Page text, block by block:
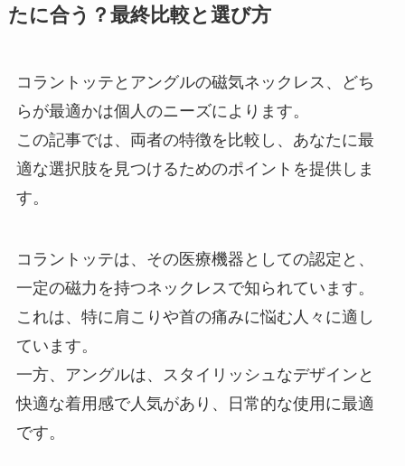
たに合う？最終比較と選び方
コラントッテとアングルの磁気ネックレス、どち
らが最適かは個人のニーズによります。
この記事では、両者の特徴を比較し、あなたに最
適な選択肢を見つけるためのポイントを提供しま
す。
コラントッテは、その医療機器としての認定と、
一定の磁力を持つネックレスで知られています。
これは、特に肩こりや首の痛みに悩む人々に適し
ています。
一方、アングルは、スタイリッシュなデザインと
快適な着用感で人気があり、日常的な使用に最適
です。